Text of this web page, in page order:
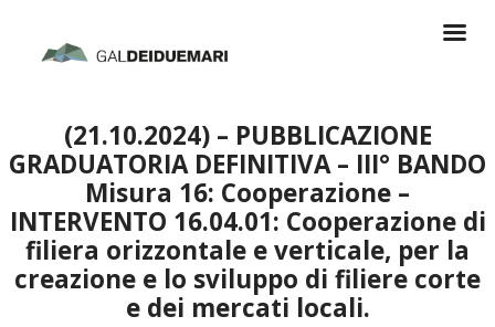
(21.10.2024) – PUBBLICAZIONE
GRADUATORIA DEFINITIVA – III° BANDO
Misura 16: Cooperazione –
INTERVENTO 16.04.01: Cooperazione di
filiera orizzontale e verticale, per la
creazione e lo sviluppo di filiere corte
e dei mercati locali.